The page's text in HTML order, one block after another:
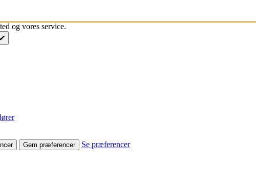
og vores service.
Gem præferencer Se præferencer